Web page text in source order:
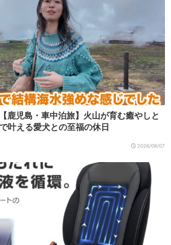
鹿児島・車中泊旅】火山が育む癒やしと
叶える愛犬との至福の休日
2026/08/07